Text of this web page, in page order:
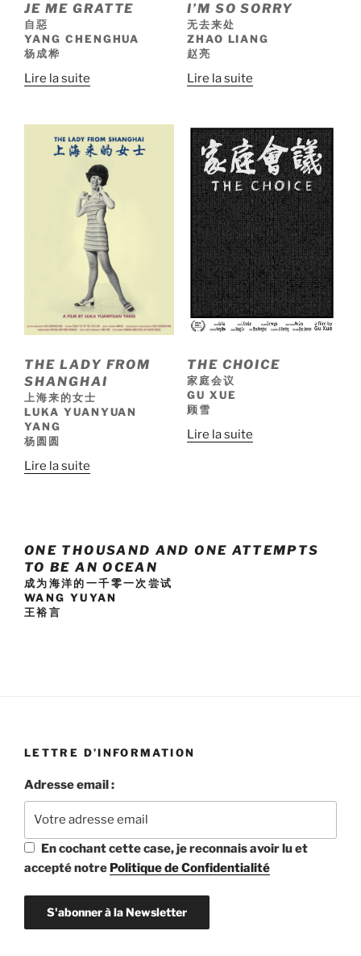
JE ME GRATTE
自惡
YANG CHENGHUA
杨成桦
Lire la suite
I’M SO SORRY
无去来处
ZHAO LIANG
赵亮
Lire la suite
THE LADY FROM
SHANGHAI
上海来的女士
LUKA YUANYUAN
YANG
杨圆圆
Lire la suite
THE CHOICE
家庭会议
GU XUE
顾雪
Lire la suite
ONE THOUSAND AND ONE ATTEMPTS
TO BE AN OCEAN
成为海洋的一千零一次尝试
WANG YUYAN
王裕言
LETTRE D’INFORMATION
Adresse email :
En cochant cette case, je reconnais avoir lu et
accepté notre Politique de Confidentialité